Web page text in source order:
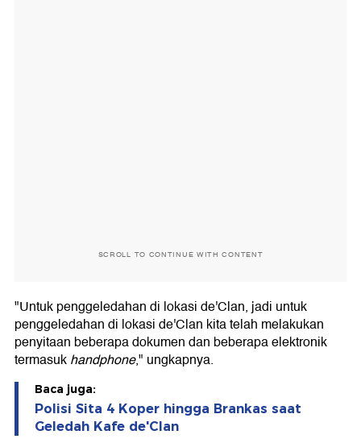
SCROLL TO CONTINUE WITH CONTENT
"Untuk penggeledahan di lokasi de'Clan, jadi untuk
penggeledahan di lokasi de'Clan kita telah melakukan
penyitaan beberapa dokumen dan beberapa elektronik
termasukhandphone," ungkapnya.
Baca juga:
Polisi Sita 4 Koper hingga Brankas saat
Geledah Kafe de'Clan